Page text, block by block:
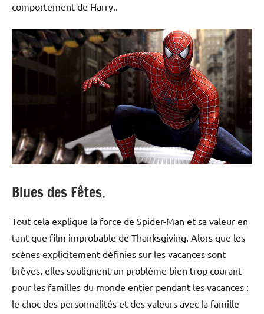
comportement de Harry..
Blues des Fêtes.
Tout cela explique la force de Spider-Man et sa valeur en
tant que film improbable de Thanksgiving. Alors que les
scènes explicitement définies sur les vacances sont
brèves, elles soulignent un problème bien trop courant
pour les familles du monde entier pendant les vacances :
le choc des personnalités et des valeurs avec la famille